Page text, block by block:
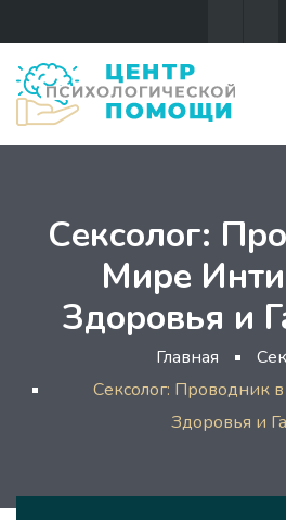
Сексолог:
Мире
Здоровья и
Главная
Сексолог: Проводник
Здоровья и